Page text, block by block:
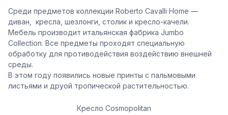
Среди предметов коллекции Roberto Cavalli Home —
диван, кресла, шезлонги, столик и кресло-качели.
Мебель производит итальянская фабрика Jumbo
Collection. Все предметы проходят специальную
обработку для противодействия воздействию внешней
среды.
В этом году появились новые принты с пальмовыми
листьями и друой тропической растительностью.
Кресло Cosmopolitan